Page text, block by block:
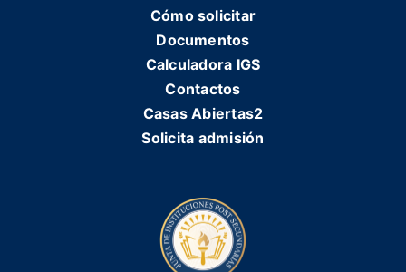
Internacionalización
Fondo especial de Becas. Estudiantes con
Fondo Dotal. Que incluyen los siguiente:
Cómo solicitar
Documentos
Calculadora IGS
Contactos
Casas Abiertas2
Solicita admisión